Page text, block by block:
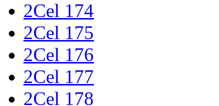
2Cel 174
2Cel 175
2Cel 176
2Cel 177
2Cel 178